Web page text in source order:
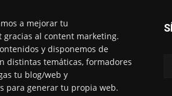
a mejorar tu
al content marketing.
y disponemos de
distintas temáticas, formadores
tu blog/web y
para generar tu propia web.